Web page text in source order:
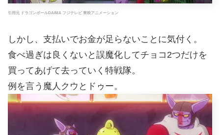
引用元 ドラゴンボールDAIMA フジテレビ 東映アニメーション
しかし、支払いでお金が足らないことに気付く。
食べ過ぎは良くないと誤魔化してチョコ2つだけを
買ってあげて去っていく特戦隊。
例を言う魔人クウとドゥー。